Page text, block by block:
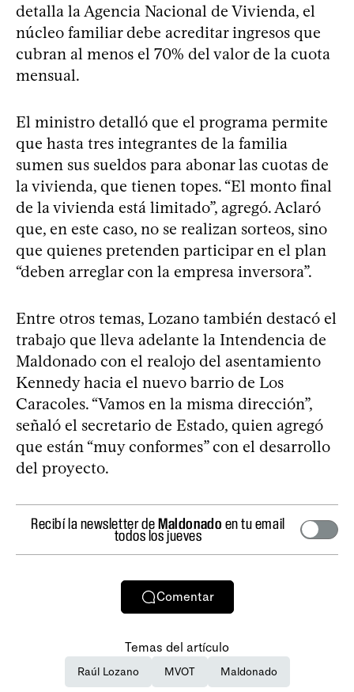
detalla la Agencia Nacional de Vivienda, el
núcleo familiar debe acreditar ingresos que
cubran al menos el 70% del valor de la cuota
mensual.
El ministro detalló que el programa permite
que hasta tres integrantes de la familia
sumen sus sueldos para abonar las cuotas de
la vivienda, que tienen topes. “El monto final
de la vivienda está limitado”, agregó. Aclaró
que, en este caso, no se realizan sorteos, sino
que quienes pretenden participar en el plan
“deben arreglar con la empresa inversora”.
Entre otros temas, Lozano también destacó el
trabajo que lleva adelante la Intendencia de
Maldonado con el realojo del asentamiento
Kennedy hacia el nuevo barrio de Los
Caracoles. “Vamos en la misma dirección”,
señaló el secretario de Estado, quien agregó
que están “muy conformes” con el desarrollo
del proyecto.
Recibí la newsletter deMaldonado en tu email
todos los jueves
Comentar
Temas del artículo
Raúl Lozano MVOT Maldonado